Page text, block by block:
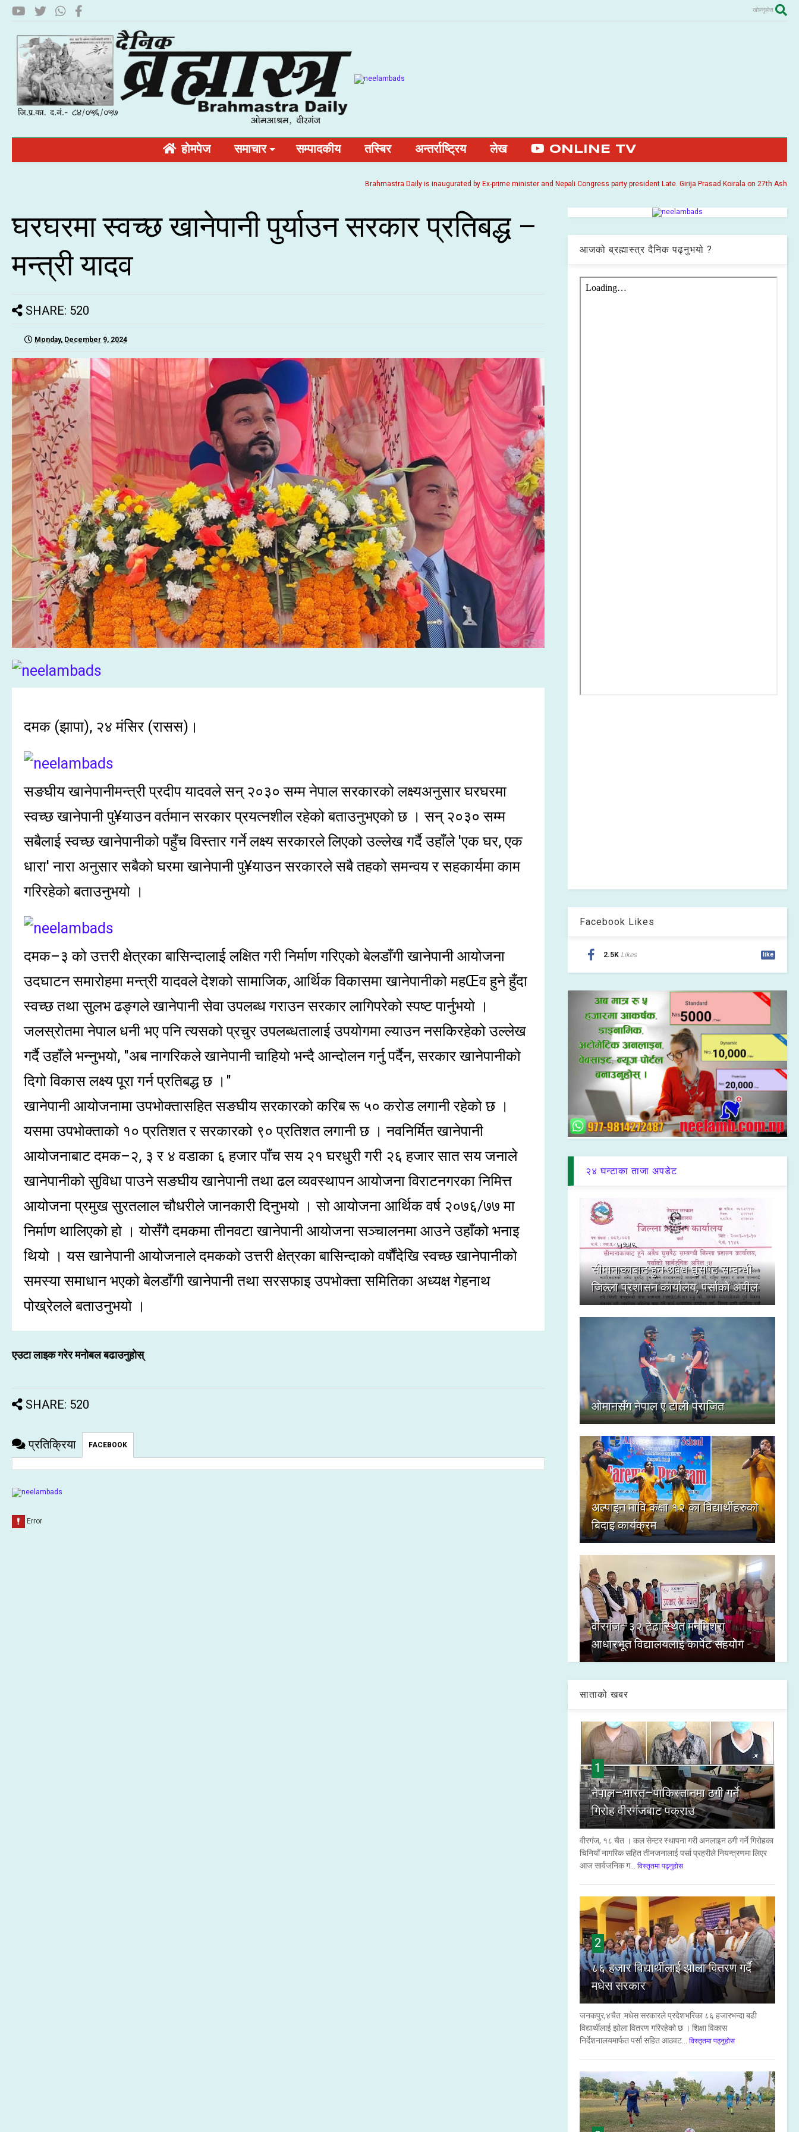
खोज्नुहोस
होमपेज समाचार सम्पादकीय तस्बिर अन्तर्राष्ट्रिय लेख ONLINE TV
Brahmastra Daily is inaugurated by Ex-prime minister and Nepali Congress party president Late. Girija Prasad Koirala on 27th Ashoj
घरघरमा स्वच्छ खानेपानी पुर्याउन सरकार प्रतिबद्ध –
मन्त्री यादव
SHARE: 520
Monday, December 9, 2024
दमक (झापा), २४ मंसिर (रासस)।
सङघीय खानेपानीमन्त्री प्रदीप यादवले सन् २०३० सम्म नेपाल सरकारको लक्ष्यअनुसार घरघरमा
स्वच्छ खानेपानी पु¥याउन वर्तमान सरकार प्रयत्नशील रहेको बताउनुभएको छ । सन् २०३० सम्म
सबैलाई स्वच्छ खानेपानीको पहुँच विस्तार गर्ने लक्ष्य सरकारले लिएको उल्लेख गर्दै उहाँले 'एक घर, एक
धारा' नारा अनुसार सबैको घरमा खानेपानी पु¥याउन सरकारले सबै तहको समन्वय र सहकार्यमा काम
गरिरहेको बताउनुभयो ।
दमक–३ को उत्तरी क्षेत्रका बासिन्दालाई लक्षित गरी निर्माण गरिएको बेलडाँगी खानेपानी आयोजना
उदघाटन समारोहमा मन्त्री यादवले देशको सामाजिक, आर्थिक विकासमा खानेपानीको महŒव हुने हुँदा
स्वच्छ तथा सुलभ ढङ्गले खानेपानी सेवा उपलब्ध गराउन सरकार लागिपरेको स्पष्ट पार्नुभयो ।
जलस्रोतमा नेपाल धनी भए पनि त्यसको प्रचुर उपलब्धतालाई उपयोगमा ल्याउन नसकिरहेको उल्लेख
गर्दै उहाँले भन्नुभयो, "अब नागरिकले खानेपानी चाहियो भन्दै आन्दोलन गर्नु पर्दैन, सरकार खानेपानीको
दिगो विकास लक्ष्य पूरा गर्न प्रतिबद्ध छ ।"
खानेपानी आयोजनामा उपभोक्तासहित सङघीय सरकारको करिब रू ५० करोड लगानी रहेको छ ।
यसमा उपभोक्ताको १० प्रतिशत र सरकारको ९० प्रतिशत लगानी छ । नवनिर्मित खानेपानी
आयोजनाबाट दमक–२, ३ र ४ वडाका ६ हजार पाँच सय २१ घरधुरी गरी २६ हजार सात सय जनाले
खानेपानीको सुविधा पाउने सङघीय खानेपानी तथा ढल व्यवस्थापन आयोजना विराटनगरका निमित्त
आयोजना प्रमुख सुरतलाल चौधरीले जानकारी दिनुभयो । सो आयोजना आर्थिक वर्ष २०७६/७७ मा
निर्माण थालिएको हो । योसँगै दमकमा तीनवटा खानेपानी आयोजना सञ्चालनमा आउने उहाँको भनाइ
थियो । यस खानेपानी आयोजनाले दमकको उत्तरी क्षेत्रका बासिन्दाको वर्षाैंदेखि स्वच्छ खानेपानीको
समस्या समाधान भएको बेलडाँगी खानेपानी तथा सरसफाइ उपभोक्ता समितिका अध्यक्ष गेहनाथ
पोख्रेलले बताउनुभयो ।
एउटा लाइक गरेर मनोबल बढाउनुहोस्
SHARE: 520
प्रतिक्रिया FACEBOOK
आजको ब्रह्मास्त्र दैनिक पढ्नुभयो ?
Facebook Likes
2.5K Likes like
२४ घन्टाका ताजा अपडेट
सीमानाकाबाट हुने अवैध घुसपैठ सम्बन्धी
जिल्ला प्रशासन कार्यालय, पर्साको अपील
ओमानसँग नेपाल ए टोली पराजित
अल्पाइन मावि कक्षा १२ का विद्यार्थीहरुको
बिदाइ कार्यक्रम
वीरगंज–३२ टेढास्थित मनमिश्रा
आधारभूत विद्यालयलाई कार्पेट सहयोग
साताको खबर
1
नेपाल–भारत–पाकिस्तानमा ठगी गर्ने
गिरोह वीरगंजबाट पक्राउ
वीरगंज, १८ चैत । कल सेन्टर स्थापना गरी अनलाइन ठगी गर्ने गिरोहका
चिनियाँ नागरिक सहित तीनजनालाई पर्सा प्रहरीले नियन्त्रणमा लिएर
आज सार्वजनिक ग...
विस्तृतमा पढ्नुहोस
2
८६ हजार विद्यार्थीलाई झोला वितरण गर्दै
मधेस सरकार
जनकपुर,४चैत :मधेस सरकारले प्रदेशभरिका ८६ हजारभन्दा बढी
विद्यार्थीलाई झोला वितरण गरिरहेको छ । शिक्षा विकास
निर्देशनालयमार्फत पर्सा सहित आठवट...
विस्तृतमा पढ्नुहोस